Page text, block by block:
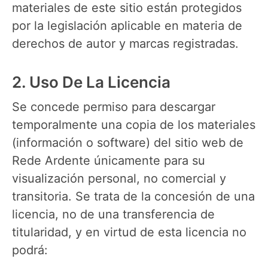
materiales de este sitio están protegidos
por la legislación aplicable en materia de
derechos de autor y marcas registradas.
2. Uso De La Licencia
Se concede permiso para descargar
temporalmente una copia de los materiales
(información o software) del sitio web de
Rede Ardente únicamente para su
visualización personal, no comercial y
transitoria. Se trata de la concesión de una
licencia, no de una transferencia de
titularidad, y en virtud de esta licencia no
podrá: